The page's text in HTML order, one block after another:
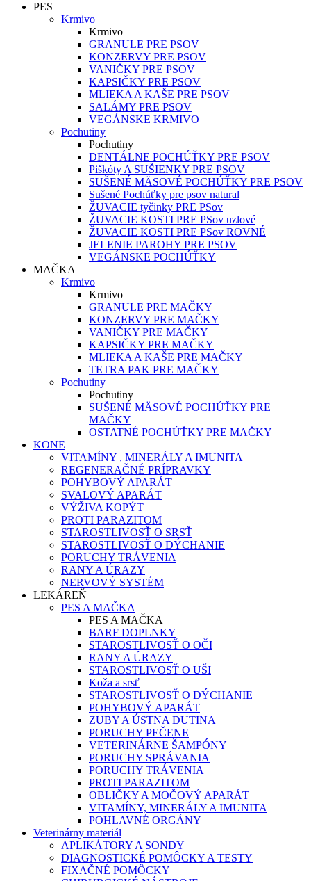
PES
Krmivo
Krmivo
GRANULE PRE PSOV
KONZERVY PRE PSOV
VANIČKY PRE PSOV
KAPSIČKY PRE PSOV
MLIEKA A KAŠE PRE PSOV
SALÁMY PRE PSOV
VEGÁNSKE KRMIVO
Pochutiny
Pochutiny
DENTÁLNE POCHÚŤKY PRE PSOV
Piškóty A SUŠIENKY PRE PSOV
SUŠENÉ MÄSOVÉ POCHÚŤKY PRE PSOV
Sušené Pochúťky pre psov natural
ŽUVACIE tyčinky PRE PSov
ŽUVACIE KOSTI PRE PSov uzlové
ŽUVACIE KOSTI PRE PSov ROVNÉ
JELENIE PAROHY PRE PSOV
VEGÁNSKE POCHÚŤKY
MAČKA
Krmivo
Krmivo
GRANULE PRE MAČKY
KONZERVY PRE MAČKY
VANIČKY PRE MAČKY
KAPSIČKY PRE MAČKY
MLIEKA A KAŠE PRE MAČKY
TETRA PAK PRE MAČKY
Pochutiny
Pochutiny
SUŠENÉ MÄSOVÉ POCHÚŤKY PRE
MAČKY
OSTATNÉ POCHÚŤKY PRE MAČKY
KONE
VITAMÍNY , MINERÁLY A IMUNITA
REGENERAČNÉ PRÍPRAVKY
POHYBOVÝ APARÁT
SVALOVÝ APARÁT
VÝŽIVA KOPÝT
PROTI PARAZITOM
STAROSTLIVOSŤ O SRSŤ
STAROSTLIVOSŤ O DÝCHANIE
PORUCHY TRÁVENIA
RANY A ÚRAZY
NERVOVÝ SYSTÉM
LEKÁREŇ
PES A MAČKA
PES A MAČKA
BARF DOPLNKY
STAROSTLIVOSŤ O OČI
RANY A ÚRAZY
STAROSTLIVOSŤ O UŠI
Koža a srsť
STAROSTLIVOSŤ O DÝCHANIE
POHYBOVÝ APARÁT
ZUBY A ÚSTNA DUTINA
PORUCHY PEČENE
VETERINÁRNE ŠAMPÓNY
PORUCHY SPRÁVANIA
PORUCHY TRÁVENIA
PROTI PARAZITOM
OBLIČKY A MOČOVÝ APARÁT
VITAMÍNY, MINERÁLY A IMUNITA
POHLAVNÉ ORGÁNY
Veterinárny materiál
APLIKÁTORY A SONDY
DIAGNOSTICKÉ POMÔCKY A TESTY
FIXAČNÉ POMÔCKY